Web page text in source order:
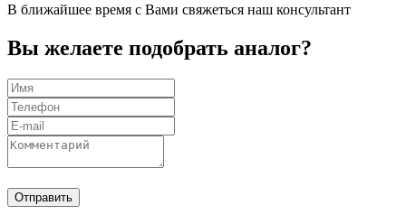
В ближайшее время с Вами свяжеться наш консультант
Вы желаете подобрать аналог?
Отправить